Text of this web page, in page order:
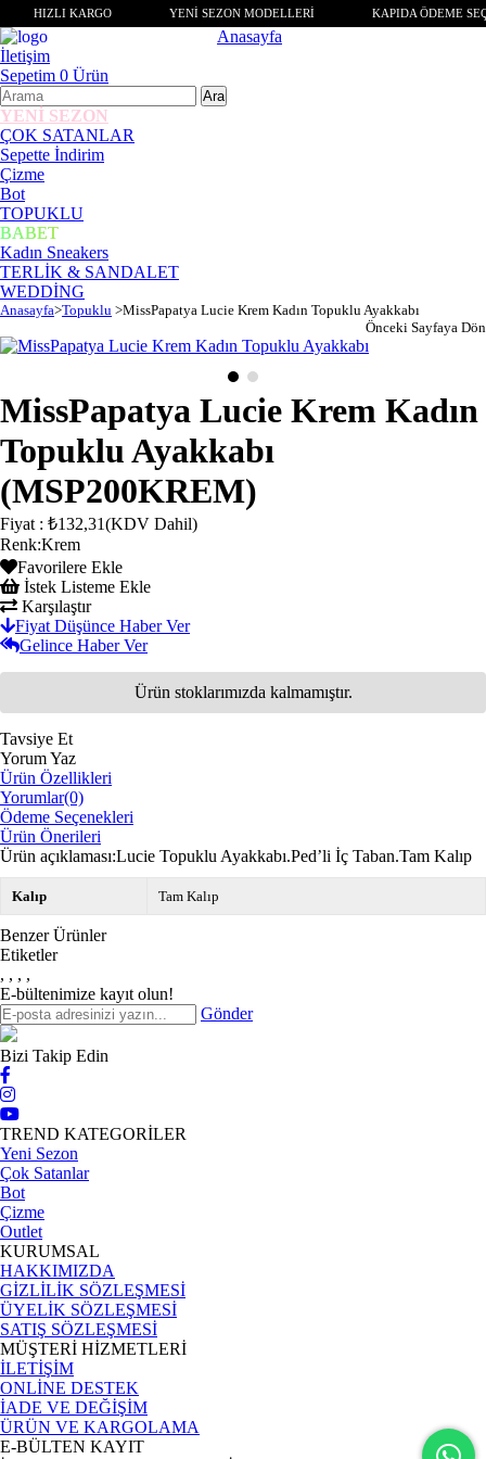
HIZLI KARGO YENİ SEZON MODELLERİ KAPIDA ÖDEME
Anasayfa
İletişim
Sepetim 0 Ürün
YENİ SEZON
ÇOK SATANLAR
Sepette İndirim
Çizme
Bot
TOPUKLU
BABET
Kadın Sneakers
TERLİK & SANDALET
WEDDİNG
Anasayfa>Topuklu >MissPapatya Lucie Krem Kadın Topuklu Ayakkabı
Önceki Sayfaya Dön
MissPapatya Lucie Krem Kadın
Topuklu Ayakkabı
(MSP200KREM)
Fiyat : ₺132,31(KDV Dahil)
Renk:Krem
Favorilere Ekle
İstek Listeme Ekle
Karşılaştır
Fiyat Düşünce Haber Ver
Gelince Haber Ver
Ürün stoklarımızda kalmamıştır.
Tavsiye Et
Yorum Yaz
Ürün Özellikleri
Yorumlar(0)
Ödeme Seçenekleri
Ürün Önerileri
Ürün açıklaması:Lucie Topuklu Ayakkabı.Ped’li İç Taban.Tam Kalıp
Kalıp Tam Kalıp
Benzer Ürünler
Etiketler
, , , ,
E-bültenimize kayıt olun!
Gönder
Bizi Takip Edin
TREND KATEGORİLER
Yeni Sezon
Çok Satanlar
Bot
Çizme
Outlet
KURUMSAL
HAKKIMIZDA
GİZLİLİK SÖZLEŞMESİ
ÜYELİK SÖZLEŞMESİ
SATIŞ SÖZLEŞMESİ
MÜŞTERİ HİZMETLERİ
İLETİŞİM
ONLİNE DESTEK
İADE VE DEĞİŞİM
ÜRÜN VE KARGOLAMA
E-BÜLTEN KAYIT